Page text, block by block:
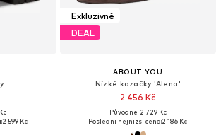
2 599 Kč
Exkluzivně
DEAL
ABOUT YOU
Nízké kozačky 'Alena'
2 456 Kč
Původně: 2 729 Kč
Poslední nejnižší cena:2 186 Kč